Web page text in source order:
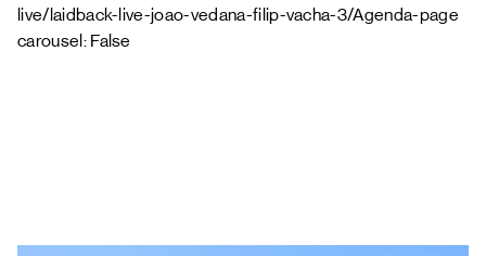
live/laidback-live-joao-vedana-filip-vacha-3/Agenda-page
carousel: False